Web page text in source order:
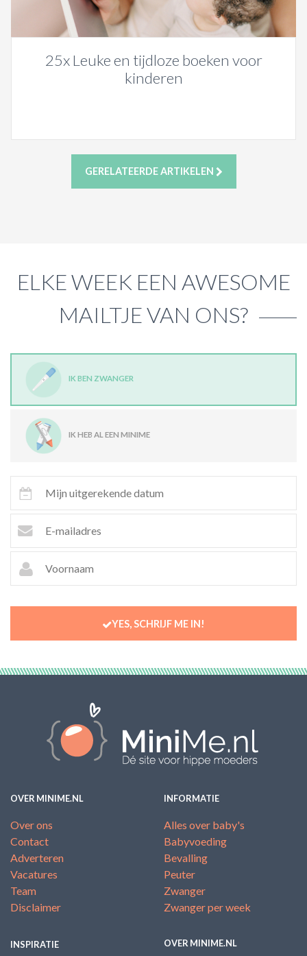
25x Leuke en tijdloze boeken voor
kinderen
GERELATEERDE ARTIKELEN
ELKE WEEK EEN AWESOME
MAILTJE VAN ONS?
IK BEN ZWANGER
IK HEB AL EEN MINIME
YES, SCHRIJF ME IN!
OVER MINIME.NL
Over ons
Contact
Adverteren
Vacatures
Team
Disclaimer
INFORMATIE
Alles over baby's
Babyvoeding
Bevalling
Peuter
Zwanger
Zwanger per week
INSPIRATIE OVER MINIME.NL